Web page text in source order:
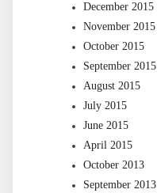
December 2015
November 2015
October 2015
September 2015
August 2015
July 2015
June 2015
April 2015
October 2013
September 2013